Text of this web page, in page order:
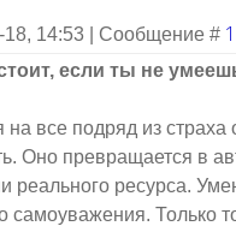
18, 14:53 | Сообщение # 1
если ты не
все подряд из
Оно превращается в
реального ресурса.
Только